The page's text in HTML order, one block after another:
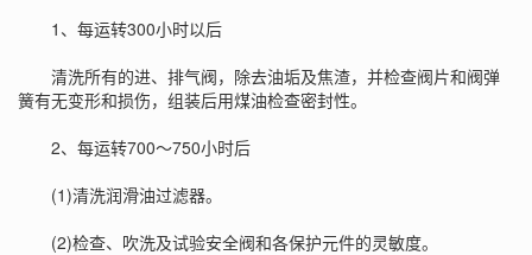
1、每运转300小时以后
清洗所有的进、排气阀，除去油垢及焦渣，并检查阀片和阀弹
簧有无变形和损伤，组装后用煤油检查密封性。
2、每运转700～750小时后
(1)清洗润滑油过滤器。
(2)检查、吹洗及试验安全阀和各保护元件的灵敏度。